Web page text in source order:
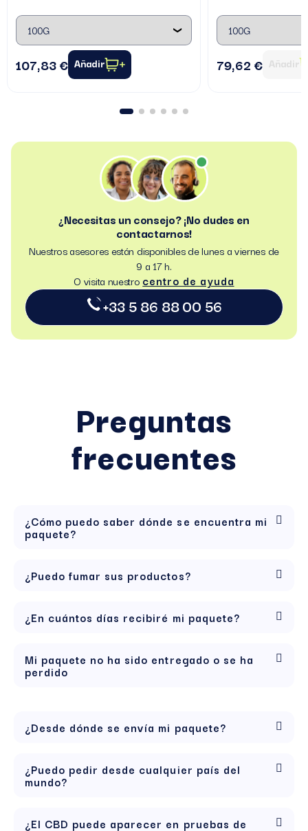
107,83 € Añadir 79,62 € Añadir
¿Necesitas un consejo? ¡No dudes en
contactarnos!
Nuestros asesores están disponibles de lunes a viernes de
9 a 17 h.
O visita nuestro centro de ayuda
+33 5 86 88 00 56
Preguntas
frecuentes
¿Cómo puedo saber dónde se encuentra mi
paquete?
¿Puedo fumar sus productos?
¿En cuántos días recibiré mi paquete?
Mi paquete no ha sido entregado o se ha
perdido
¿Desde dónde se envía mi paquete?
¿Puedo pedir desde cualquier país del
mundo?
¿El CBD puede aparecer en pruebas de